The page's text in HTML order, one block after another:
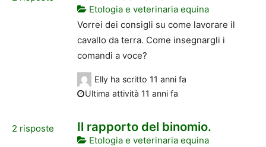
Etologia e veterinaria equina
Vorrei dei consigli su come lavorare il
cavallo da terra. Come insegnargli i
comandi a voce?
Ellyha scritto 11 anni fa
Ultima attività 11 anni fa
2 risposte Il rapporto del binomio.
Etologia e veterinaria equina